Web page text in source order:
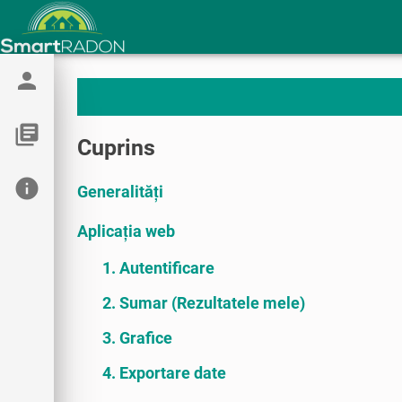
person
library_books
info
Cuprins
Generalități
Aplicația web
1. Autentificare
2. Sumar (Rezultatele mele)
3. Grafice
4. Exportare date